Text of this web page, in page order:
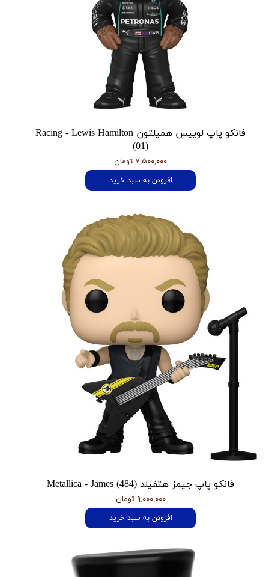
فانکو پاپ لوییس همیلتون Racing - Lewis Hamilton
(01)
۷,۵۰۰,۰۰۰ تومان
افزودن به سبد خرید
فانکو پاپ جیمز هتفیلد Metallica - James (484)
۹,۰۰۰,۰۰۰ تومان
افزودن به سبد خرید